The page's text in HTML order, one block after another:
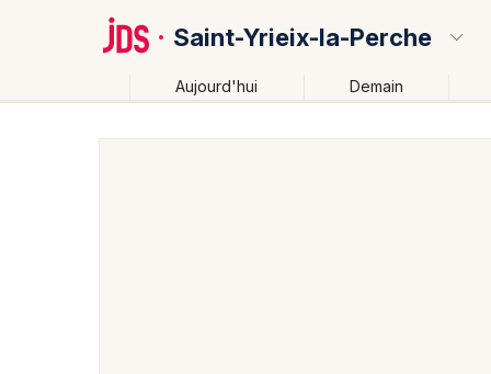
Saint-Yrieix-la-Perche
Aujourd'hui Demain